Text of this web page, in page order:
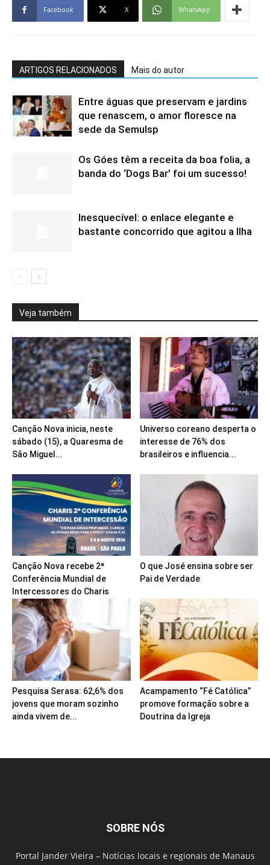
Facebook X WhatsApp
ARTIGOS RELACIONADOS Mais do autor
Entre águas que preservam e jardins
que renascem, o amor floresce na
sede da Semulsp
Os Góes têm a receita da boa folia, a
banda do ‘Dogs Bar’ foi um sucesso!
Inesquecível: o enlace elegante e
bastante concorrido que agitou a Ilha
Veja também
Canção Nova inicia, neste
sábado (15), a Quaresma de
São Miguel...
Universo coreano desperta o
interesse de 76% dos
brasileiros e influencia...
Canção Nova recebe 2ª
Conferência Mundial de
Intercessores do Charis
O que José ensina sobre ser
Pai de Verdade
Pesquisa Serasa: 62,6% dos
jovens que moram sozinho
ainda vivem de...
Acampamento “Fé Católica”
promove formação sobre a
Doutrina da Igreja
SOBRE NÓS
Portal Jander Vieira – Notícias locais e regionais de Manaus